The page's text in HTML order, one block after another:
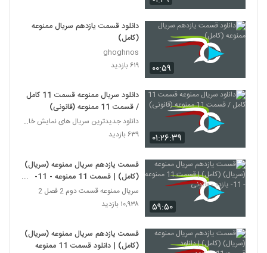
۰۰:۵۹
دانلود قسمت یازدهم سریال ممنوعه
(کامل)
ghoghnos
۶۱۹ بازدید
۰۱:۲۶:۳۹
دانلود سریال ممنوعه قسمت 11 کامل
/ قسمت 11 ممنوعه (قانونی)
دانلود جدیدترین سریال های نمایش خانگی
۶۳۹ بازدید
۵۹:۵۰
قسمت یازدهم سریال ممنوعه (سریال)
(کامل) | قسمت 11 ممنوعه - 11-
یازده - قانونی
سریال ممنوعه قسمت دوم 2 فصل 2
۱۰,۹۳۸ بازدید
قسمت یازدهم سریال ممنوعه (سریال)
(کامل) | دانلود قسمت 11 ممنوعه